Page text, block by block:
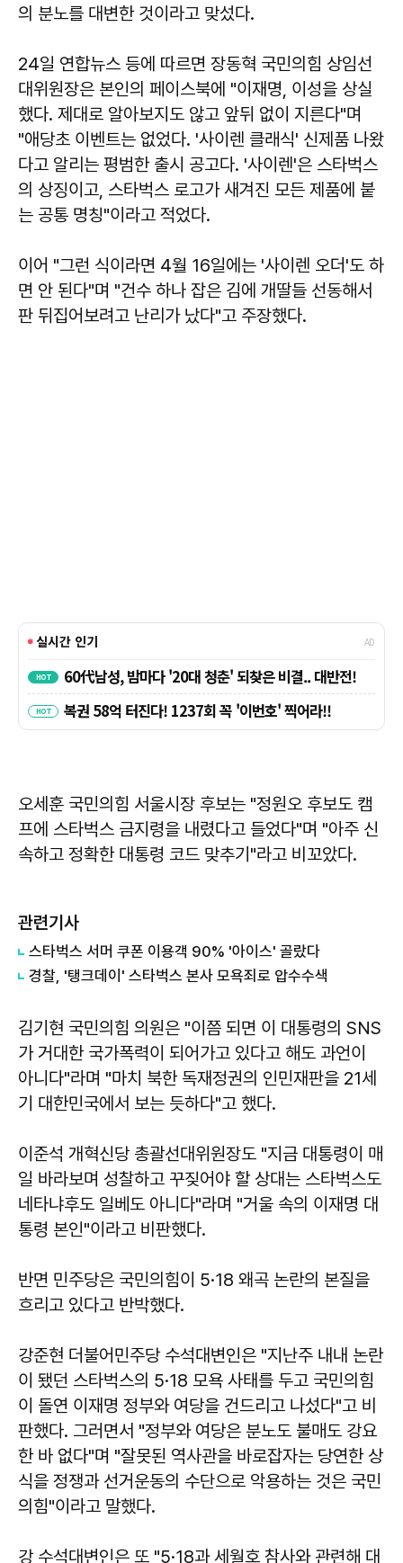
의 분노를 대변한 것이라고 맞섰다.
24일 연합뉴스 등에 따르면 장동혁 국민의힘 상임선
대위원장은 본인의 페이스북에 "이재명, 이성을 상실
했다. 제대로 알아보지도 않고 앞뒤 없이 지른다"며
"애당초 이벤트는 없었다. '사이렌 클래식' 신제품 나왔
다고 알리는 평범한 출시 공고다. '사이렌'은 스타벅스
의 상징이고, 스타벅스 로고가 새겨진 모든 제품에 붙
는 공통 명칭"이라고 적었다.
이어 "그런 식이라면 4월 16일에는 '사이렌 오더'도 하
면 안 된다"며 "건수 하나 잡은 김에 개딸들 선동해서
판 뒤집어보려고 난리가 났다"고 주장했다.
오세훈 국민의힘 서울시장 후보는 "정원오 후보도 캠
프에 스타벅스 금지령을 내렸다고 들었다"며 "아주 신
속하고 정확한 대통령 코드 맞추기"라고 비꼬았다.
관련기사
스타벅스 서머 쿠폰 이용객 90% '아이스' 골랐다
경찰, '탱크데이' 스타벅스 본사 모욕죄로 압수수색
김기현 국민의힘 의원은 "이쯤 되면 이 대통령의 SNS
가 거대한 국가폭력이 되어가고 있다고 해도 과언이
아니다"라며 "마치 북한 독재정권의 인민재판을 21세
기 대한민국에서 보는 듯하다"고 했다.
이준석 개혁신당 총괄선대위원장도 "지금 대통령이 매
일 바라보며 성찰하고 꾸짖어야 할 상대는 스타벅스도
네타냐후도 일베도 아니다"라며 "거울 속의 이재명 대
통령 본인"이라고 비판했다.
반면 민주당은 국민의힘이 5·18 왜곡 논란의 본질을
흐리고 있다고 반박했다.
강준현 더불어민주당 수석대변인은 "지난주 내내 논란
이 됐던 스타벅스의 5·18 모욕 사태를 두고 국민의힘
이 돌연 이재명 정부와 여당을 건드리고 나섰다"고 비
판했다. 그러면서 "정부와 여당은 분노도 불매도 강요
한 바 없다"며 "잘못된 역사관을 바로잡자는 당연한 상
식을 정쟁과 선거운동의 수단으로 악용하는 것은 국민
의힘"이라고 말했다.
강 수석대변인은 또 "5·18과 세월호 참사와 관련해 대